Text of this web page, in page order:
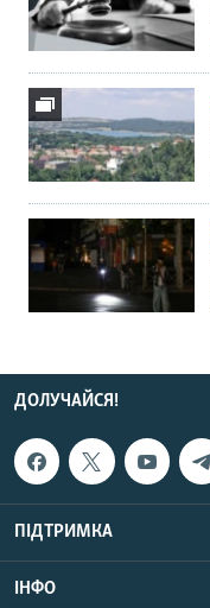
ДОЛУЧАЙСЯ!
ПІДТРИМКА
ІНФО